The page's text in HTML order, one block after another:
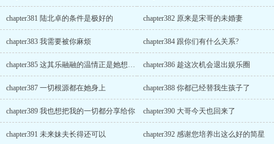
chapter381 陆北卓的条件是极好的 chapter382 原来是宋哥的未婚妻
chapter383 我需要被你麻烦 chapter384 跟你们有什么关系?
chapter385 这其乐融融的温情正是她想要的。 chapter386 趁这次机会退出娱乐圈
chapter387 一切根源都在她身上 chapter388 你都已经替我生孩子了
chapter389 我也想把我的一切都分享给你 chapter390 大哥今天也回来了
chapter391 未来妹夫长得还可以 chapter392 感谢您培养出这么好的简星